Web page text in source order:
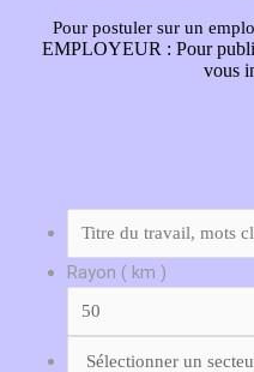
Pour postuler sur un
EMPLOYEUR : Pour
vous
Rayon ( km )